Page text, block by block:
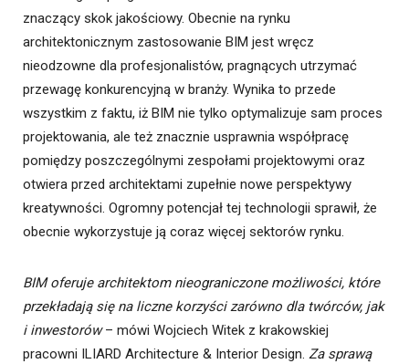
znaczący skok jakościowy. Obecnie na rynku
architektonicznym zastosowanie BIM jest wręcz
nieodzowne dla profesjonalistów, pragnących utrzymać
przewagę konkurencyjną w branży. Wynika to przede
wszystkim z faktu, iż BIM nie tylko optymalizuje sam proces
projektowania, ale też znacznie usprawnia współpracę
pomiędzy poszczególnymi zespołami projektowymi oraz
otwiera przed architektami zupełnie nowe perspektywy
kreatywności. Ogromny potencjał tej technologii sprawił, że
obecnie wykorzystuje ją coraz więcej sektorów rynku.
BIM oferuje architektom nieograniczone możliwości, które
przekładają się na liczne korzyści zarówno dla twórców, jak
i inwestorów– mówi Wojciech Witek z krakowskiej
pracowni ILIARD Architecture & Interior Design. Za sprawą